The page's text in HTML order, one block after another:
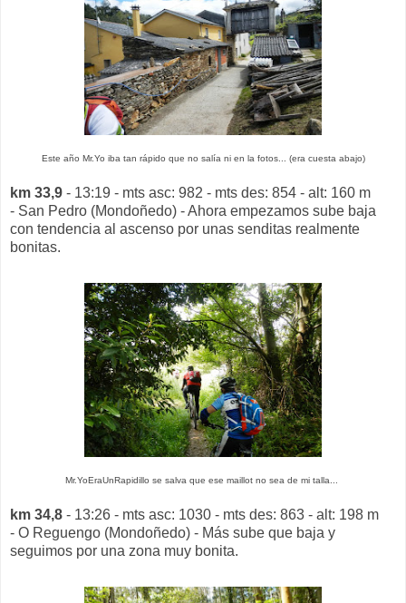
Este año Mr.Yo iba tan rápido que no salía ni en la fotos... (era cuesta abajo)
km 33,9 - 13:19 - mts asc: 982 - mts des: 854 - alt: 160 m
- San Pedro (Mondoñedo) - Ahora empezamos sube baja
con tendencia al ascenso por unas senditas realmente
bonitas.
Mr.YoEraUnRapidillo se salva que ese maillot no sea de mi talla...
km 34,8 - 13:26 - mts asc: 1030 - mts des: 863 - alt: 198 m
- O Reguengo (Mondoñedo) - Más sube que baja y
seguimos por una zona muy bonita.